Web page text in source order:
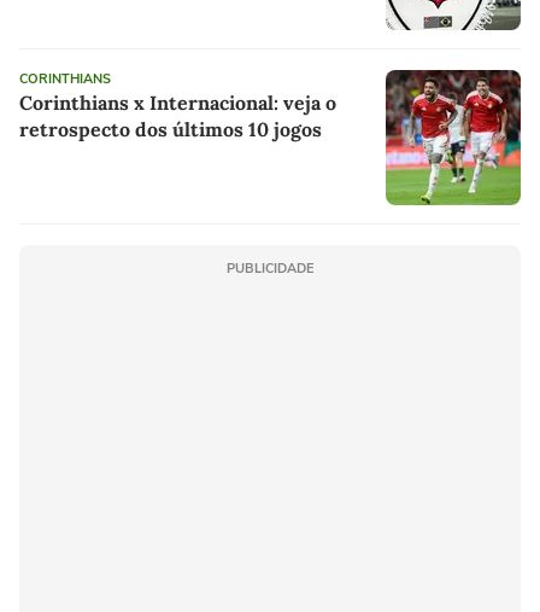
CORINTHIANS
Corinthians x Internacional: veja o
retrospecto dos últimos 10 jogos
PUBLICIDADE